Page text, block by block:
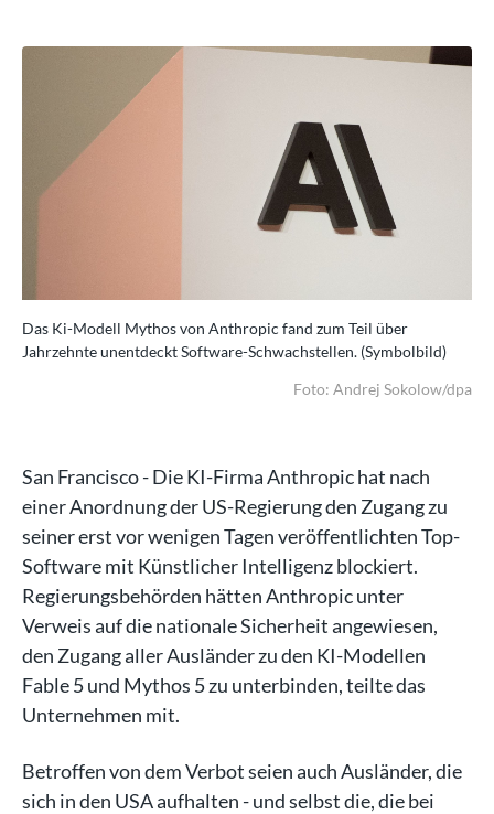
Das Ki-Modell Mythos von Anthropic fand zum Teil über
Jahrzehnte unentdeckt Software-Schwachstellen. (Symbolbild)
Foto: Andrej Sokolow/dpa
San Francisco - Die KI-Firma Anthropic hat nach
einer Anordnung der US-Regierung den Zugang zu
seiner erst vor wenigen Tagen veröffentlichten Top-
Software mit Künstlicher Intelligenz blockiert.
Regierungsbehörden hätten Anthropic unter
Verweis auf die nationale Sicherheit angewiesen,
den Zugang aller Ausländer zu den KI-Modellen
Fable 5 und Mythos 5 zu unterbinden, teilte das
Unternehmen mit.
Betroffen von dem Verbot seien auch Ausländer, die
sich in den USA aufhalten - und selbst die, die bei